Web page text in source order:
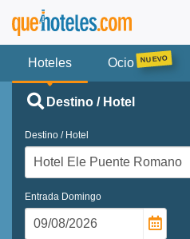
Hoteles Ocio
Destino / Hotel
Destino / Hotel
Entrada Domingo